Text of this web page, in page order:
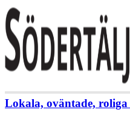
Lokala, oväntade,